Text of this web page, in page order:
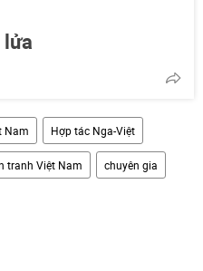
Nam Hợp tác Nga-Việt
tranh Việt Nam chuyên gia